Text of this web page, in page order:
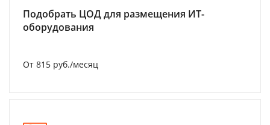
Подобрать ЦОД для размещения ИТ-
оборудования
От 815 руб./месяц